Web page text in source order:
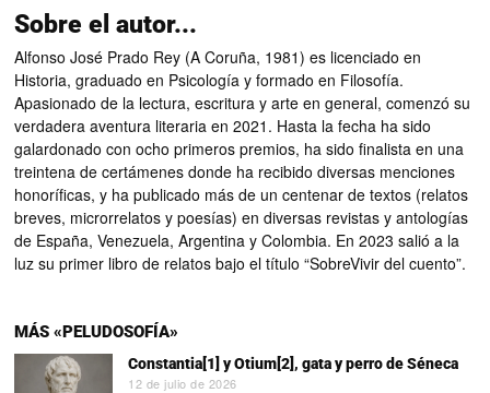
Sobre el autor...
Alfonso José Prado Rey (A Coruña, 1981) es licenciado en
Historia, graduado en Psicología y formado en Filosofía.
Apasionado de la lectura, escritura y arte en general, comenzó su
verdadera aventura literaria en 2021. Hasta la fecha ha sido
galardonado con ocho primeros premios, ha sido finalista en una
treintena de certámenes donde ha recibido diversas menciones
honoríficas, y ha publicado más de un centenar de textos (relatos
breves, microrrelatos y poesías) en diversas revistas y antologías
de España, Venezuela, Argentina y Colombia. En 2023 salió a la
luz su primer libro de relatos bajo el título “SobreVivir del cuento”.
MÁS «PELUDOSOFÍA»
Constantia[1] y Otium[2], gata y perro de Séneca
12 de julio de 2026